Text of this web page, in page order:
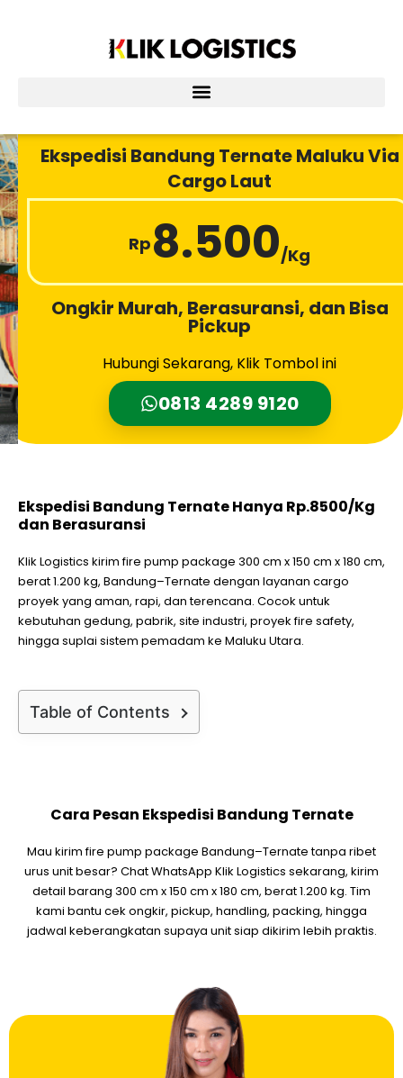
Ekspedisi Bandung Ternate Maluku Via
Cargo Laut
Rp8.500/Kg
Ongkir Murah, Berasuransi, dan Bisa
Pickup
Hubungi Sekarang, Klik Tombol ini
0813 4289 9120
Ekspedisi Bandung Ternate Hanya Rp.8500/Kg
dan Berasuransi
Klik Logistics kirim fire pump package 300 cm x 150 cm x 180 cm,
berat 1.200 kg, Bandung–Ternate dengan layanan cargo
proyek yang aman, rapi, dan terencana. Cocok untuk
kebutuhan gedung, pabrik, site industri, proyek fire safety,
hingga suplai sistem pemadam ke Maluku Utara.
Table of Contents
Cara Pesan Ekspedisi Bandung Ternate
Mau kirim fire pump package Bandung–Ternate tanpa ribet
urus unit besar? Chat WhatsApp Klik Logistics sekarang, kirim
detail barang 300 cm x 150 cm x 180 cm, berat 1.200 kg. Tim
kami bantu cek ongkir, pickup, handling, packing, hingga
jadwal keberangkatan supaya unit siap dikirim lebih praktis.